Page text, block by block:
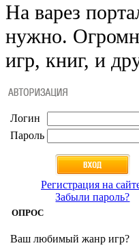
На варез
нужно.
игр, книг, и
Логин
Пароль
Регистрация на
Забыли пароль?
ОПРОС
Ваш любимый жанр игр?